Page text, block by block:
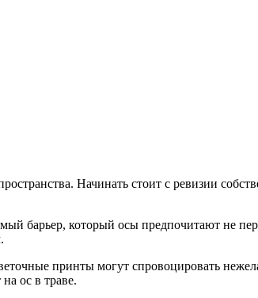
Начинать стоит с ревизии
барьер, который осы предпочитают не
принты могут спровоцировать
ос в траве.